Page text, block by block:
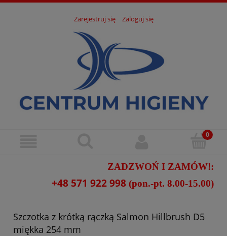
Zarejestruj się Zaloguj się
ZADZWOŃ I ZAMÓW!:
+48 571 922 998 (pon.-pt. 8.00-15.00)
Szczotka z krótką rączką Salmon Hillbrush D5
miękka 254 mm